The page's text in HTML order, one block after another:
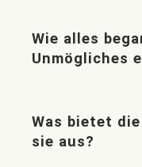
Wie alles
Unmögliches
Was bietet
sie aus?